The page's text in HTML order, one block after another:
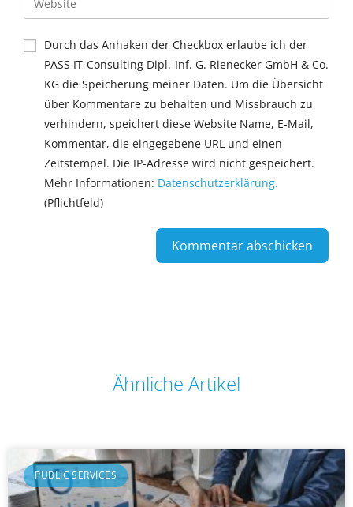
Durch das Anhaken der Checkbox erlaube ich der
PASS IT-Consulting Dipl.-Inf. G. Rienecker GmbH & Co.
KG die Speicherung meiner Daten. Um die Übersicht
über Kommentare zu behalten und Missbrauch zu
verhindern, speichert diese Website Name, E-Mail,
Kommentar, die eingegebene URL und einen
Zeitstempel. Die IP-Adresse wird nicht gespeichert.
Mehr Informationen: Datenschutzerklärung.
(Pflichtfeld)
Ähnliche Artikel
PUBLIC SERVICES